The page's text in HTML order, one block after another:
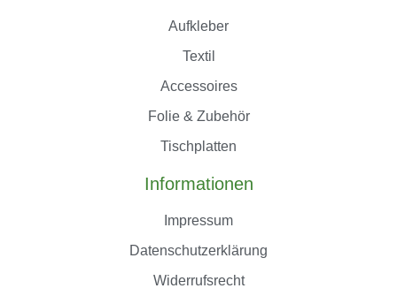
Aufkleber
Textil
Accessoires
Folie & Zubehör
Tischplatten
Informationen
Impressum
Datenschutzerklärung
Widerrufsrecht